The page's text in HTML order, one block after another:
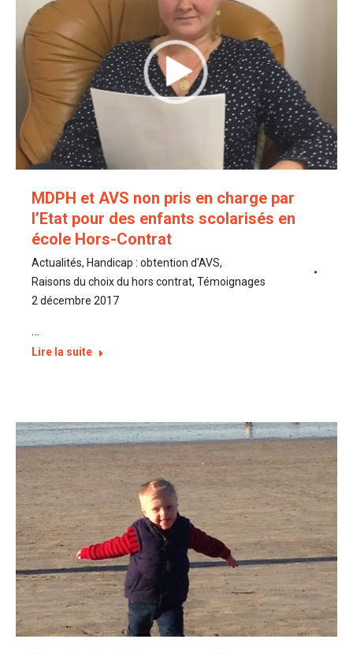
MDPH et AVS non pris en charge par
l’Etat pour des enfants scolarisés en
école Hors-Contrat
Actualités, Handicap : obtention d'AVS,
Raisons du choix du hors contrat, Témoignages
2 décembre 2017
…
Lire la suite